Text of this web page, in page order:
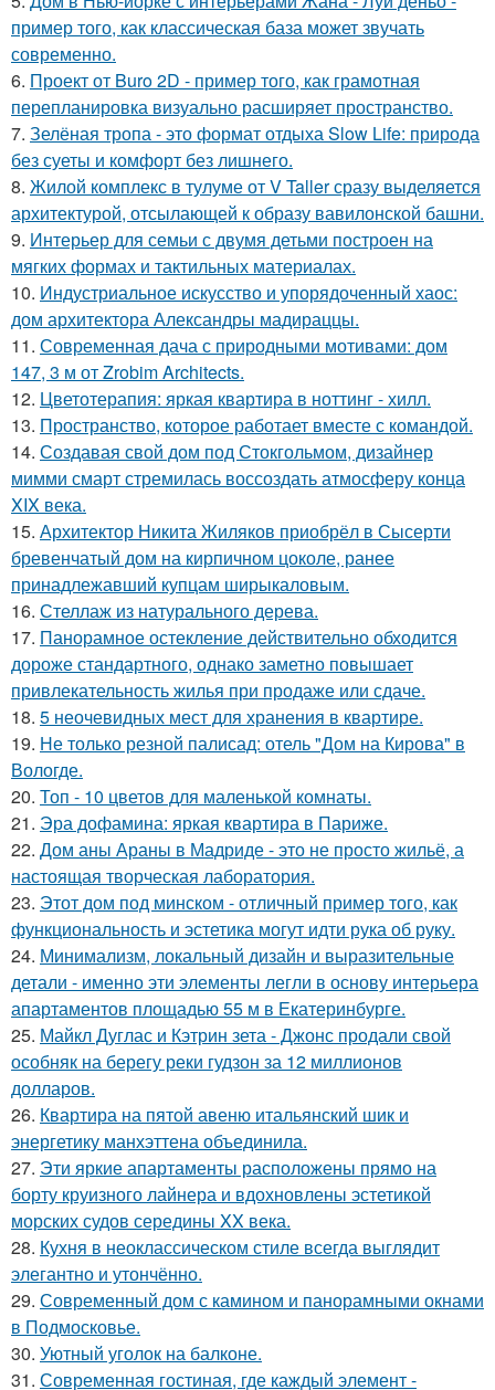
пример того, как классическая база может звучать
современно.
6. Проект от Buro 2D - пример того, как грамотная
перепланировка визуально расширяет пространство.
7. Зелёная тропа - это формат отдыха Slow Life: природа
без суеты и комфорт без лишнего.
8. Жилой комплекс в тулуме от V Taller сразу выделяется
архитектурой, отсылающей к образу вавилонской башни.
9. Интерьер для семьи с двумя детьми построен на
мягких формах и тактильных материалах.
10. Индустриальное искусство и упорядоченный хаос:
дом архитектора Александры мадираццы.
11. Современная дача с природными мотивами: дом
147, 3 м от Zrobim Architects.
12. Цветотерапия: яркая квартира в ноттинг - хилл.
13. Пространство, которое работает вместе с командой.
14. Создавая свой дом под Стокгольмом, дизайнер
мимми смарт стремилась воссоздать атмосферу конца
XIX века.
15. Архитектор Никита Жиляков приобрёл в Сысерти
бревенчатый дом на кирпичном цоколе, ранее
принадлежавший купцам ширыкаловым.
16. Стеллаж из натурального дерева.
17. Панорамное остекление действительно обходится
дороже стандартного, однако заметно повышает
привлекательность жилья при продаже или сдаче.
18. 5 неочевидных мест для хранения в квартире.
19. Не только резной палисад: отель "Дом на Кирова" в
Вологде.
20. Топ - 10 цветов для маленькой комнаты.
21. Эра дофамина: яркая квартира в Париже.
22. Дом аны Араны в Мадриде - это не просто жильё, а
настоящая творческая лаборатория.
23. Этот дом под минском - отличный пример того, как
функциональность и эстетика могут идти рука об руку.
24. Минимализм, локальный дизайн и выразительные
детали - именно эти элементы легли в основу интерьера
апартаментов площадью 55 м в Екатеринбурге.
25. Майкл Дуглас и Кэтрин зета - Джонс продали свой
особняк на берегу реки гудзон за 12 миллионов
долларов.
26. Квартира на пятой авеню итальянский шик и
энергетику манхэттена объединила.
27. Эти яркие апартаменты расположены прямо на
борту круизного лайнера и вдохновлены эстетикой
морских судов середины XX века.
28. Кухня в неоклассическом стиле всегда выглядит
элегантно и утончённо.
29. Современный дом с камином и панорамными окнами
в Подмосковье.
30. Уютный уголок на балконе.
31. Современная гостиная, где каждый элемент -